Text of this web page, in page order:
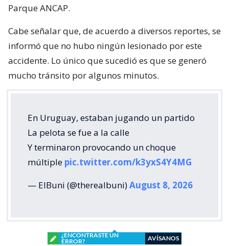
Parque ANCAP.
Cabe señalar que, de acuerdo a diversos reportes, se
informó que no hubo ningún lesionado por este
accidente. Lo único que sucedió es que se generó
mucho tránsito por algunos minutos.
En Uruguay, estaban jugando un partido
La pelota se fue a la calle
Y terminaron provocando un choque
múltiple pic.twitter.com/k3yxS4Y4MG
— ElBuni (@therealbuni)August 8, 2026
¿ENCONTRASTE UN
ERROR?
AVÍSANOS